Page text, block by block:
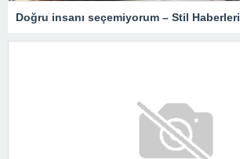
Doğru insanı seçemiyorum – Stil Haberleri